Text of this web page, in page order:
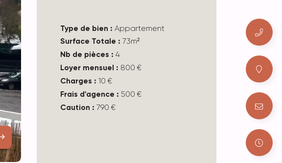
Type de bien : Appartement
Surface Totale : 73m²
Nb de pièces : 4
Loyer mensuel : 800 €
Charges : 10 €
Frais d'agence : 500 €
Caution : 790 €